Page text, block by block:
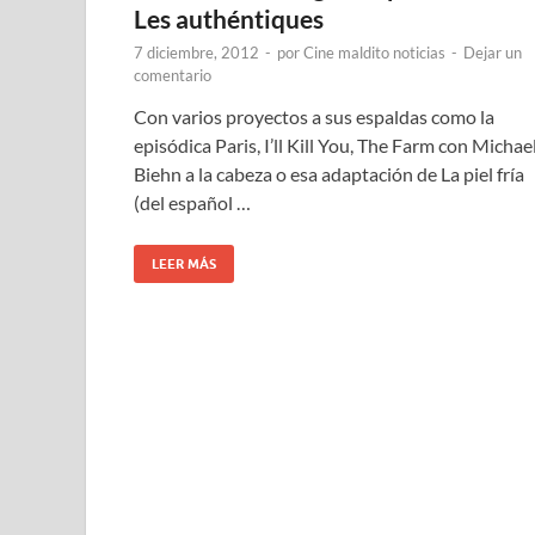
Les authéntiques
7 diciembre, 2012 - porCine maldito noticias - Dejar un
comentario
Con varios proyectos a sus espaldas como la
episódica Paris, I’ll Kill You, The Farm con
Biehn a la cabeza o esa adaptación de La piel fría
(del español …
LEER MÁS